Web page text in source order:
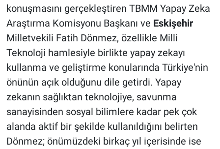
konuşmasını gerçekleştiren TBMM Yapay Zeka
Araştırma Komisyonu Başkanı ve Eskişehir
Milletvekili Fatih Dönmez, özellikle Milli
Teknoloji hamlesiyle birlikte yapay zekayı
kullanma ve geliştirme konularında Türkiye'nin
önünün açık olduğunu dile getirdi. Yapay
zekanın sağlıktan teknolojiye, savunma
sanayisinden sosyal bilimlere kadar pek çok
alanda aktif bir şekilde kullanıldığını belirten
Dönmez; önümüzdeki birkaç yıl içerisinde ise